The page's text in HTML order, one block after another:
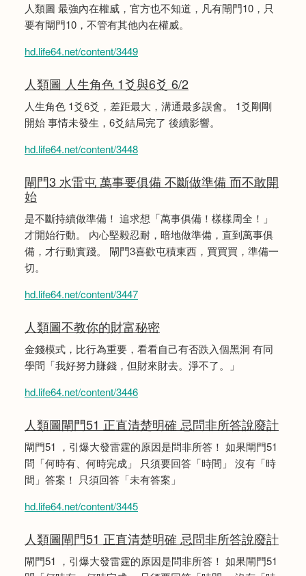
人類圖 最強內在權威，官方也不知道，凡有閘門10，只
要有閘門10，不管有其他內在權威。
hd.life64.net/content/3449
人類圖 人生角色 1爻與6爻 6/2
人生角色 1爻6爻，差距最大，溝通最多誤會。 1爻剛剛
開始 事情未發生，6爻結局完了 後續影響。
hd.life64.net/content/3448
閘門3 水雷屯 萬事要俱備 不斷做準備 而不敢開
始
是不斷持續做準備！ 追求想「萬事俱備！樣樣周全！」
才開始行動。 內心堅毅忍耐，暗地做準備，直到萬事俱
備，才行動實踐。 閘門3喜歡屯積東西，買買買，準備一
切。
hd.life64.net/content/3447
人類圖不教你的財富秘密
金錢模式，比行為重要，看看自己有否跌入個黑洞 有同
學問「我好努力賺錢，但財來財去。淨不了。」
hd.life64.net/content/3446
人類圖閘門51 正直清楚明確 忌問非所答說廢計
閘門51 ，引爆大發雷霆的原因是問非所答！ 如果閘門51
問「何時有、何時完成」 只須要回答「時間」 沒有「時
間」答案！ 只須回答「未有答案」
hd.life64.net/content/3445
人類圖閘門51 正直清楚明確 忌問非所答說廢計
閘門51 ，引爆大發雷霆的原因是問非所答！ 如果閘門51